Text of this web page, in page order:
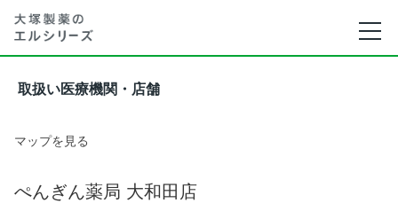
取扱い医療機関・店舗
マップを見る
ぺんぎん薬局 大和田店